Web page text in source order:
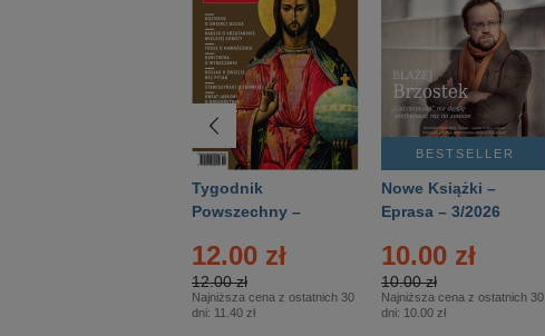
Tygodnik
Powszechny –
12.00 zł
12.00 zł
Najniższa cena z ostatnich 30
dni: 11.40 zł
BESTSELLER
Nowe Książki –
Eprasa – 3/2026
10.00 zł
10.00 zł
Najniższa cena z ostatnich 30
dni: 10.00 zł